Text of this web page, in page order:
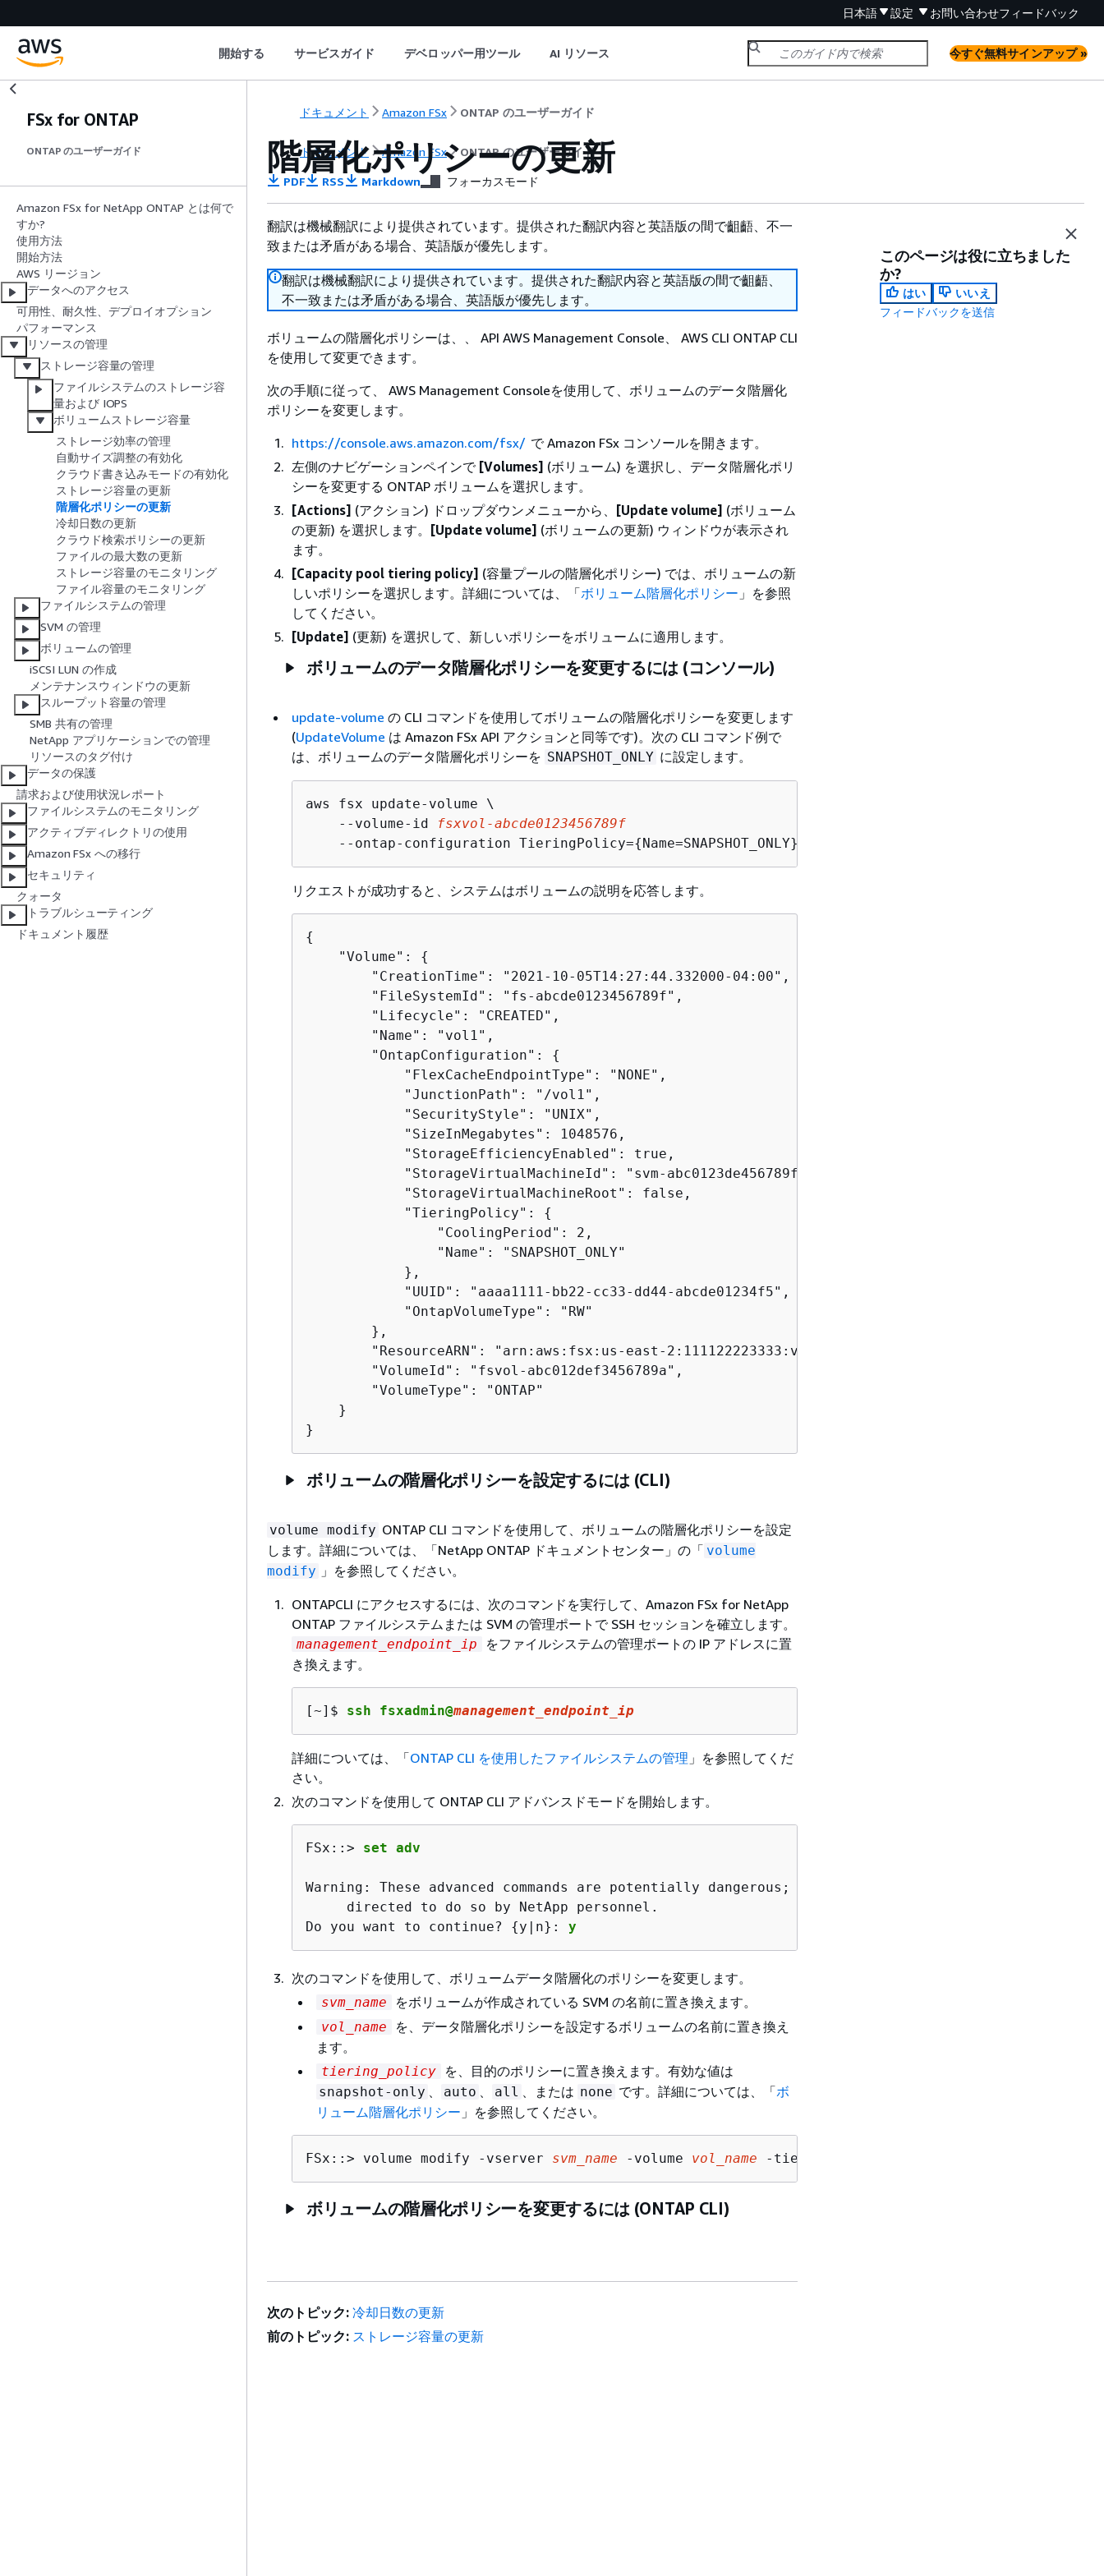
日本語 設定 お問い合わせフィードバック
開始する サービスガイド デベロッパー用ツール AI リソース 今すぐ無料サインアップ »
FSx for ONTAP
ONTAP のユーザーガイド
Amazon FSx for NetApp ONTAP とは何で
すか?
使用方法
開始方法
AWS リージョン
データへのアクセス
可用性、耐久性、デプロイオプション
パフォーマンス
リソースの管理
ストレージ容量の管理
ファイルシステムのストレージ容
量および IOPS
ボリュームストレージ容量
ストレージ効率の管理
自動サイズ調整の有効化
クラウド書き込みモードの有効化
ストレージ容量の更新
階層化ポリシーの更新
冷却日数の更新
クラウド検索ポリシーの更新
ファイルの最大数の更新
ストレージ容量のモニタリング
ファイル容量のモニタリング
ファイルシステムの管理
SVM の管理
ボリュームの管理
iSCSI LUN の作成
メンテナンスウィンドウの更新
スループット容量の管理
SMB 共有の管理
NetApp アプリケーションでの管理
リソースのタグ付け
データの保護
請求および使用状況レポート
ファイルシステムのモニタリング
アクティブディレクトリの使用
Amazon FSx への移行
セキュリティ
クォータ
トラブルシューティング
ドキュメント履歴
ドキュメント Amazon FSx ONTAP のユーザーガイド
ドキュメント Amazon FSx ONTAP のユーザーガイド
階層化ポリシーの更新
PDF RSS Markdown フォーカスモード
翻訳は機械翻訳により提供されています。提供された翻訳内容と英語版の間で齟齬、不一
致または矛盾がある場合、英語版が優先します。
翻訳は機械翻訳により提供されています。提供された翻訳内容と英語版の間で齟齬、
不一致または矛盾がある場合、英語版が優先します。
ボリュームの階層化ポリシーは、、 API AWS Management Console、 AWS CLI ONTAP CLI
を使用して変更できます。
次の手順に従って、 AWS Management Consoleを使用して、ボリュームのデータ階層化
ポリシーを変更します。
https://console.aws.amazon.com/fsx/ で Amazon FSx コンソールを開きます。
左側のナビゲーションペインで [Volumes] (ボリューム) を選択し、データ階層化ポリ
シーを変更する ONTAP ボリュームを選択します。
[Actions] (アクション) ドロップダウンメニューから、 [Update volume] (ボリューム
の更新) を選択します。
[Update volume] (ボリュームの更新) ウィンドウが表示され
ます。
[Capacity pool tiering policy] (容量プールの階層化ポリシー) では、ボリュームの新
しいポリシーを選択します。詳細については、「ボリューム階層化ポリシー 」を参照
してください。
[Update] (更新) を選択して、新しいポリシーをボリュームに適用します。
ボリュームのデータ階層化ポリシーを変更するには (コンソール)
update-volume の CLI コマンドを使用してボリュームの階層化ポリシーを変更します
(UpdateVolume は Amazon FSx API アクションと同等です)。次の CLI コマンド例で
は、ボリュームのデータ階層化ポリシーを SNAPSHOT_ONLY に設定します。
aws fsx update-volume \
    --volume-id
fsxvol-abcde0123456789f
    --ontap-configuration TieringPolicy=
{Name=SNAPSHOT_ONLY}
リクエストが成功すると、システムはボリュームの説明を応答します。
{
    "Volume":
{
        "CreationTime": "2021-10-05T14:27:44.332000-04:00",
        "FileSystemId": "fs-abcde0123456789f",
        "Lifecycle": "CREATED",
        "Name": "vol1",
        "OntapConfiguration":
{
            "FlexCacheEndpointType": "NONE",
            "JunctionPath": "/vol1",
            "SecurityStyle": "UNIX",
            "SizeInMegabytes": 1048576,
            "StorageEfficiencyEnabled": true,
            "StorageVirtualMachineId": "svm-abc0123de456789f",
            "StorageVirtualMachineRoot": false,
            "TieringPolicy":
{
                "CoolingPeriod": 2,
                "Name": "SNAPSHOT_ONLY"
            },
            "UUID": "aaaa1111-bb22-cc33-dd44-abcde01234f5",
            "OntapVolumeType": "RW"
        },
"ResourceARN": "arn:aws:fsx:us-east-2:111122223333:volume/fs-abcde0123456789f/fsvol-
        "VolumeId": "fsvol-abc012def3456789a",
        "VolumeType": "ONTAP"
    }
}
ボリュームの階層化ポリシーを設定するには (CLI)
volume modify ONTAP CLI コマンドを使用して、ボリュームの階層化ポリシーを設定
します。詳細については、「NetApp ONTAP ドキュメントセンター」の「 volume
modify 」を参照してください。
ONTAPCLI にアクセスするには、次のコマンドを実行して、Amazon FSx for NetApp
ONTAP ファイルシステムまたは SVM の管理ポートで SSH セッションを確立します。
management_endpoint_ip
をファイルシステムの管理ポートの IP アドレスに置
き換えます。
[~]$ ssh fsxadmin@management_endpoint_ip
詳細については、「ONTAP CLI を使用したファイルシステムの管理 」を参照してくだ
さい。
次のコマンドを使用して ONTAP CLI アドバンスドモードを開始します。
FSx::> set adv
Warning: These advanced commands are potentially dangerous; use them only when
     directed to do so by NetApp personnel.
Do you want to continue? {y|n}: y
次のコマンドを使用して、ボリュームデータ階層化のポリシーを変更します。
svm_name をボリュームが作成されている SVM の名前に置き換えます。
vol_name
を、データ階層化ポリシーを設定するボリュームの名前に置き換え
ます。
tiering_policy を、目的のポリシーに置き換えます。有効な値は
snapshot-only 、 auto 、 all 、または none です。詳細については、「ボ
リューム階層化ポリシー 」を参照してください。
FSx::> volume modify -vserver svm_name -volume vol_name -tiering-policy
ボリュームの階層化ポリシーを変更するには (ONTAP CLI)
このページは役に立ちました
か?
はい
いいえ
フィードバックを送信
次のトピック: 冷却日数の更新
前のトピック: ストレージ容量の更新